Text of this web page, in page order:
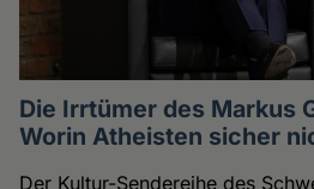
Die Irrtümer des Markus
Worin Atheisten sicher
Der Kultur-Sendereihe des